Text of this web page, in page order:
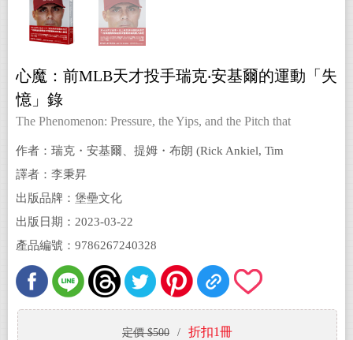
心魔：前MLB天才投手瑞克‧安基爾的運動「失
憶」錄
The Phenomenon: Pressure, the Yips, and the Pitch that
作者：瑞克・安基爾、提姆・布朗 (Rick Ankiel, Tim
Brown)
譯者：李秉昇
出版品牌：堡壘文化
出版日期：2023-03-22
產品編號：9786267240328
定價 $500 / 折扣1冊